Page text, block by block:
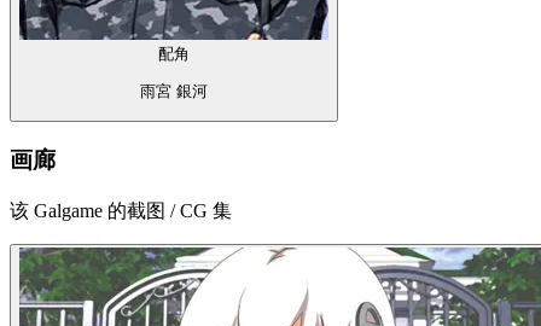
配角
雨宮 銀河
画廊
该 Galgame 的截图 / CG 集